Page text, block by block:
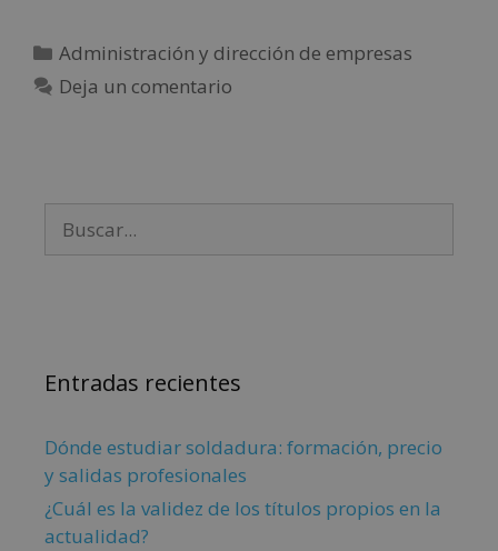
Administración y dirección de empresas
Deja un comentario
Entradas recientes
Dónde estudiar soldadura: formación, precio
y salidas profesionales
¿Cuál es la validez de los títulos propios en la
actualidad?